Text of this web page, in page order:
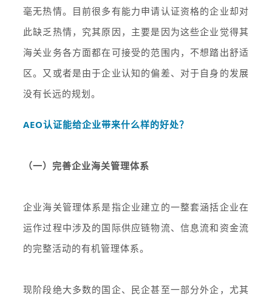
毫无热情。目前很多有能力申请认证资格的企业却对
此缺乏热情，究其原因，主要是因为这些企业觉得其
海关业务各方面都在可接受的范围内，不想踏出舒适
区。又或者是由于企业认知的偏差、对于自身的发展
没有长远的规划。
AEO认证能给企业带来什么样的好处？
（一）完善企业海关管理体系
企业海关管理体系是指企业建立的一整套涵括企业在
运作过程中涉及的国际供应链物流、信息流和资金流
的完整活动的有机管理体系。
现阶段绝大多数的国企、民企甚至一部分外企，尤其